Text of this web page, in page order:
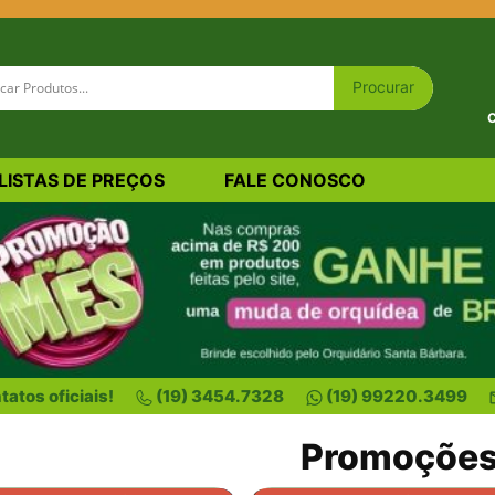
LISTAS DE PREÇOS FALE CONOSCO
oficiais! (19) 3454.7328 (19) 99220.3499